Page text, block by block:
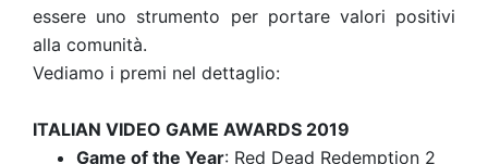
essere uno strumento per portare valori positivi
alla comunità.
Vediamo i premi nel dettaglio:
ITALIAN VIDEO GAME AWARDS 2019
Game of the Year: Red Dead Redemption 2